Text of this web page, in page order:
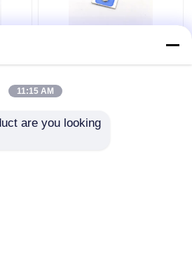
11:15 AM
are you looking